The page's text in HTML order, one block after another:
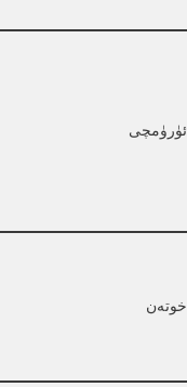
ئۈرۈمچى
خوتەن